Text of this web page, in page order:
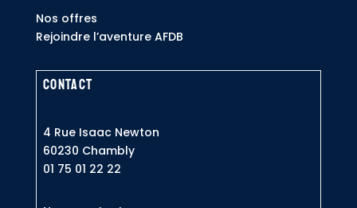
Nos offres
Rejoindre l’aventure AFDB
Contact
4 Rue Isaac Newton
60230 Chambly
01 75 01 22 22